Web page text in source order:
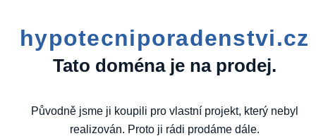
hypotecniporadenstvi.cz
Tato doména je na prodej.
Původně jsme ji koupili pro vlastní projekt, který nebyl
realizován. Proto ji rádi prodáme dále.